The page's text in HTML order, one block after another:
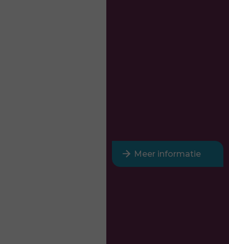
arrow_forward Meer informatie